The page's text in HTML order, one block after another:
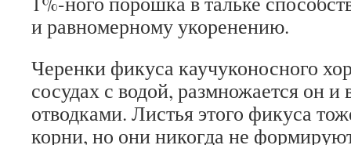
и равномерному укоренению.
Черенки фикуса каучуконосного
сосудах с водой, размножается он
отводками. Листья этого фикуса
корни, но они никогда не